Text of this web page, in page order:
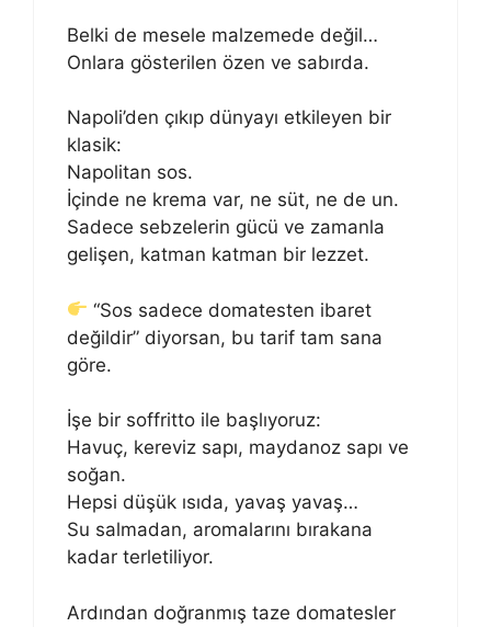
Belki de mesele malzemede değil…
Onlara gösterilen özen ve sabırda.
Napoli’den çıkıp dünyayı etkileyen bir
klasik:
Napolitan sos.
İçinde ne krema var, ne süt, ne de un.
Sadece sebzelerin gücü ve zamanla
gelişen, katman katman bir lezzet.
“Sos sadece domatesten ibaret
değildir” diyorsan, bu tarif tam sana
göre.
İşe bir soffritto ile başlıyoruz:
Havuç, kereviz sapı, maydanoz sapı ve
soğan.
Hepsi düşük ısıda, yavaş yavaş…
Su salmadan, aromalarını bırakana
kadar terletiliyor.
Ardından doğranmış taze domatesler